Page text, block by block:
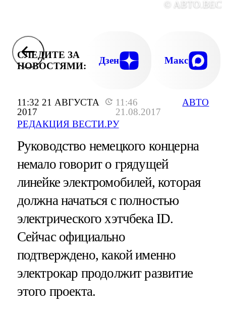
11:32 21 АВГУСТА
2017
11:46
21.08.2017
РЕДАКЦИЯ ВЕСТИ.РУ
АВТО
©
СЛЕДИТЕ ЗА
НОВОСТЯМИ:
Дзен Макс
Руководство немецкого концерна
немало говорит о грядущей
линейке электромобилей, которая
должна начаться с полностью
электрического хэтчбека ID.
Сейчас официально
подтверждено, какой именно
электрокар продолжит развитие
этого проекта.